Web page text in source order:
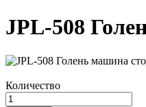
JPL-508
Количество